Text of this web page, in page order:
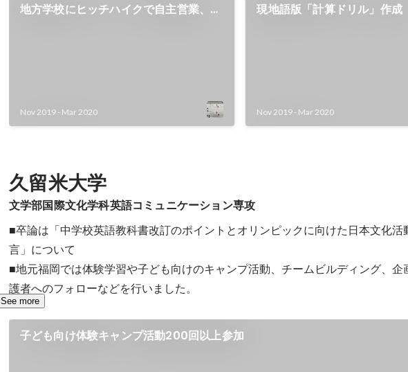
地方学校にヒッチハイクで自主営業、巡
Nov 2019- Mar 2020
現地語版「計算ドリル」作成
Nov 2019 - Mar 2020
久留米大学
文学部国際文化学科英語コミュニケーション専攻
■卒論は「中学校英語教科書改訂のポイントとオリンピックに向けた日本文化活
言」について
■地元福岡では体験学習や子ども向けのキャンプ活動、チームビルディング、企
護者へのフォローなどを行いました。
See more
子ども向け体験キャンプ活動200回以上参加